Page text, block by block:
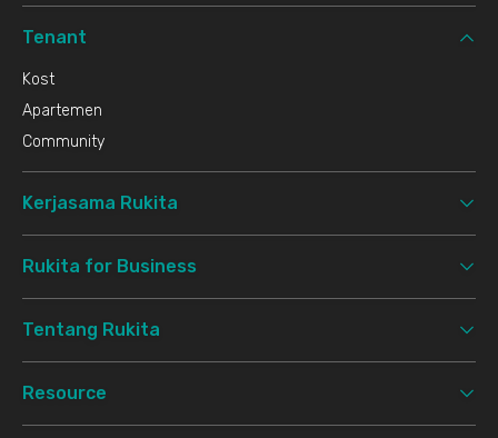
Tenant
Kost
Apartemen
Community
Kerjasama Rukita
Rukita for Business
Tentang Rukita
Resource